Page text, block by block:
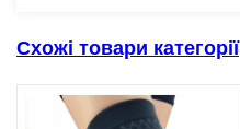
Схожі товари категорії